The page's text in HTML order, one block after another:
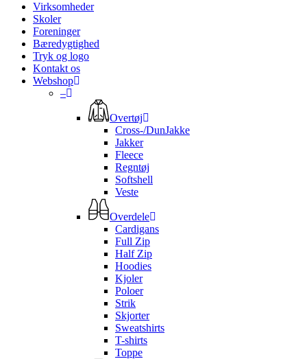
Virksomheder
Skoler
Foreninger
Bæredygtighed
Tryk og logo
Kontakt os
Webshop
–
Overtøj
Cross-/DunJakke
Jakker
Fleece
Regntøj
Softshell
Veste
Overdele
Cardigans
Full Zip
Half Zip
Hoodies
Kjoler
Poloer
Strik
Skjorter
Sweatshirts
T-shirts
Toppe